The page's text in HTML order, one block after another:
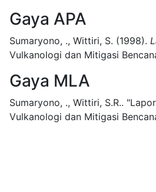
Gaya APA
Sumaryono, ., Wittiri, S. (1998).
Vulkanologi dan Mitigasi
Gaya MLA
Sumaryono, ., Wittiri, S.R..
Vulkanologi dan Mitigasi